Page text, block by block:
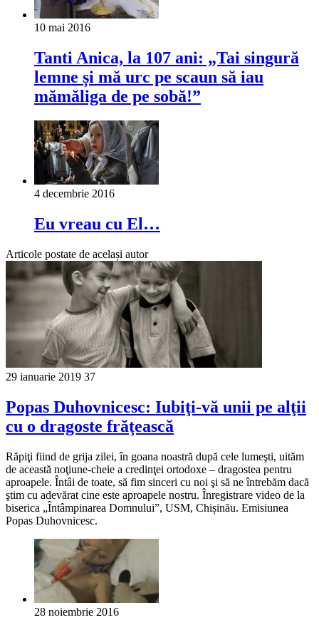
10 mai 2016
Tanti Anica, la 107 ani: „Tai singură
lemne și mă urc pe scaun să iau
mămăliga de pe sobă!”
4 decembrie 2016
Eu vreau cu El…
Articole postate de același autor
29 ianuarie 2019 37
Popas Duhovnicesc: Iubiţi-vă unii pe alţii
cu o dragoste frăţească
Răpiţi fiind de grija zilei, în goana noastră după cele lumeşti, uităm
de această noţiune-cheie a credinţei ortodoxe – dragostea pentru
aproapele. Întâi de toate, să fim sinceri cu noi şi să ne întrebăm dacă
ştim cu adevărat cine este aproapele nostru. Înregistrare video de la
biserica „Întâmpinarea Domnului”, USM, Chișinău. Emisiunea
Popas Duhovnicesc.
28 noiembrie 2016